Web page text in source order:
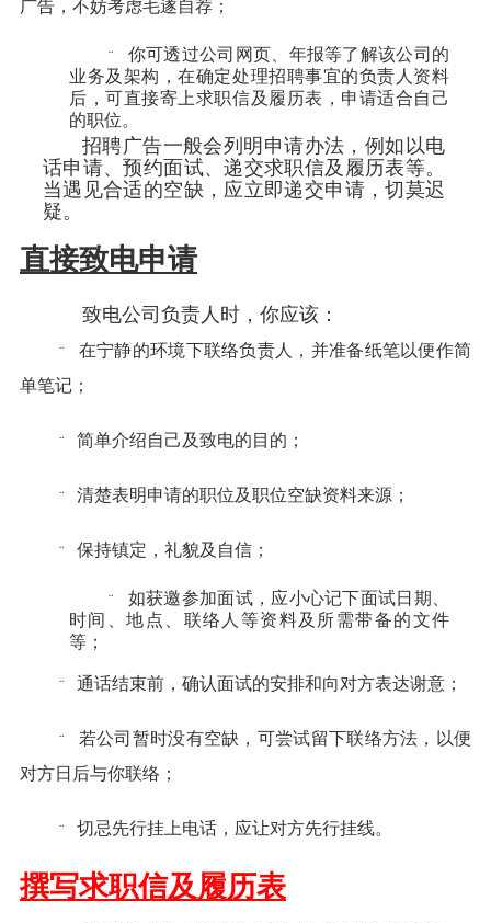
广告，不妨考虑毛遂自荐；
¨
你可透过公司网页、年报等了解该公司的
业务及架构，在确定处理招聘事宜的负责人资料
后，可直接寄上求职信及履历表，申请适合自己
的职位。
招聘广告一般会列明申请办法，例如以电
话申请、预约面试、递交求职信及履历表等。
当遇见合适的空缺，应立即递交申请，切莫迟
疑。
直接致电申请
致电公司负责人时，你应该：
¨
在宁静的环境下联络负责人，并准备纸笔以便作简
单笔记；
¨ 简单介绍自己及致电的目的；
¨ 清楚表明申请的职位及职位空缺资料来源；
¨ 保持镇定，礼貌及自信；
¨
如获邀参加面试，应小心记下面试日期、
时间、地点、联络人等资料及所需带备的文件
等；
¨ 通话结束前，确认面试的安排和向对方表达谢意；
¨
若公司暂时没有空缺，可尝试留下联络方法，以便
对方日后与你联络；
¨ 切忌先行挂上电话，应让对方先行挂线。
撰写求职信及履历表